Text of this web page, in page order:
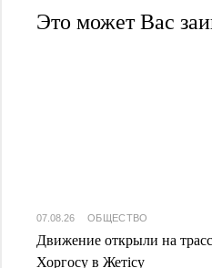
Это может Вас
07.08.26 ОБЩЕСТВО
Движение открыли на
Хоргосу в Жетісу